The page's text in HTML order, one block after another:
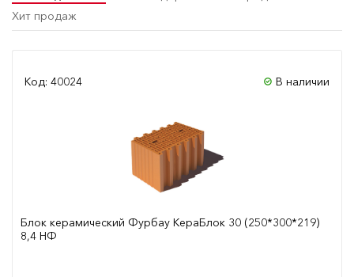
Хит продаж
Код: 40024 В наличии
Блок керамический Фурбау КераБлок 30 (250*300*219)
8,4 НФ